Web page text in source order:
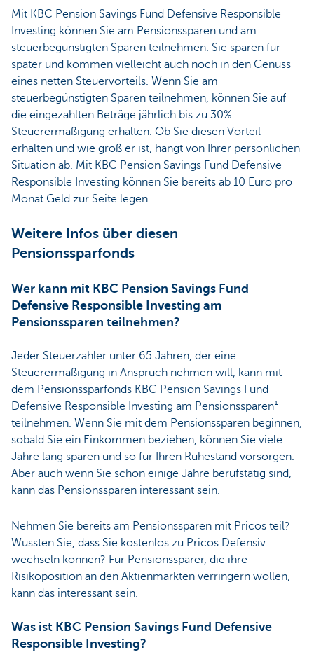
Mit KBC Pension Savings Fund Defensive Responsible
Investing können Sie am Pensionssparen und am
steuerbegünstigten Sparen teilnehmen. Sie sparen für
später und kommen vielleicht auch noch in den Genuss
eines netten Steuervorteils. Wenn Sie am
steuerbegünstigten Sparen teilnehmen, können Sie auf
die eingezahlten Beträge jährlich bis zu 30%
Steuerermäßigung erhalten. Ob Sie diesen Vorteil
erhalten und wie groß er ist, hängt von Ihrer persönlichen
Situation ab. Mit KBC Pension Savings Fund Defensive
Responsible Investing können Sie bereits ab 10 Euro pro
Monat Geld zur Seite legen.
Weitere Infos über diesen
Pensionssparfonds
Wer kann mit KBC Pension Savings Fund
Defensive Responsible Investing am
Pensionssparen teilnehmen?
Jeder Steuerzahler unter 65 Jahren, der eine
Steuerermäßigung in Anspruch nehmen will, kann mit
dem Pensionssparfonds KBC Pension Savings Fund
Defensive Responsible Investing am Pensionssparen¹
teilnehmen. Wenn Sie mit dem Pensionssparen beginnen,
sobald Sie ein Einkommen beziehen, können Sie viele
Jahre lang sparen und so für Ihren Ruhestand vorsorgen.
Aber auch wenn Sie schon einige Jahre berufstätig sind,
kann das Pensionssparen interessant sein.
Nehmen Sie bereits am Pensionssparen mit Pricos teil?
Wussten Sie, dass Sie kostenlos zu Pricos Defensiv
wechseln können? Für Pensionssparer, die ihre
Risikoposition an den Aktienmärkten verringern wollen,
kann das interessant sein.
Was ist KBC Pension Savings Fund Defensive
Responsible Investing?